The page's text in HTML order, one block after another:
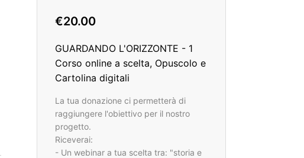
€20.00
GUARDANDO L'ORIZZONTE - 1
Corso online a scelta, Opuscolo e
Cartolina digitali
La tua donazione ci permetterà di
raggiungere l'obiettivo per il nostro
progetto.
Riceverai:
- Un webinar a tua scelta tra: "storia e